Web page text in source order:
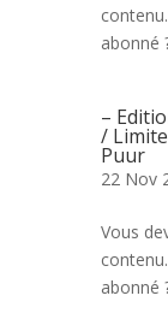
abonné
–
/
Puur
22 Nov
Vous
abonné